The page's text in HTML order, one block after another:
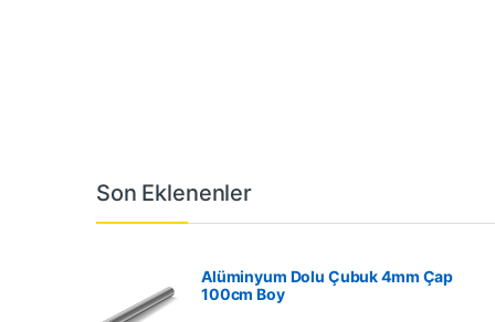
Son Eklenenler
Alüminyum Dolu Çubuk 4mm Çap
100cm Boy